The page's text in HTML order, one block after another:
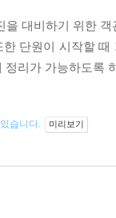
을 대비하기 위한
단원이 시작할
정리가 가능하도록
습니다. 미리보기